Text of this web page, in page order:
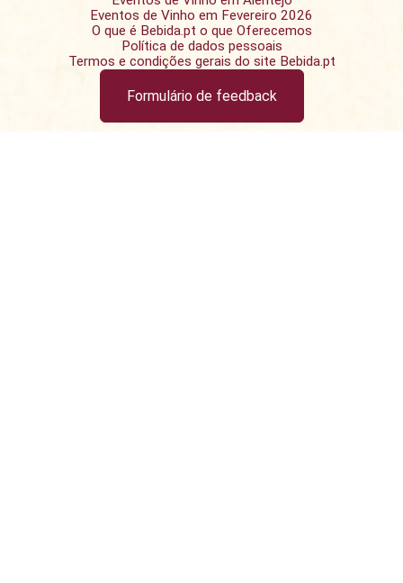
Eventos de Vinho em Fevereiro 2026
O que é Bebida.pt o que Oferecemos
Política de dados pessoais
Termos e condições gerais do site Bebida.pt
Formulário de feedback